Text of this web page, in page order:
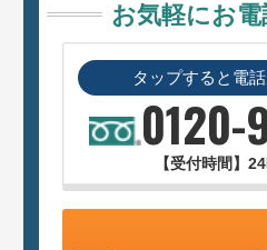
お気軽にお
タップすると電
【受付時間】